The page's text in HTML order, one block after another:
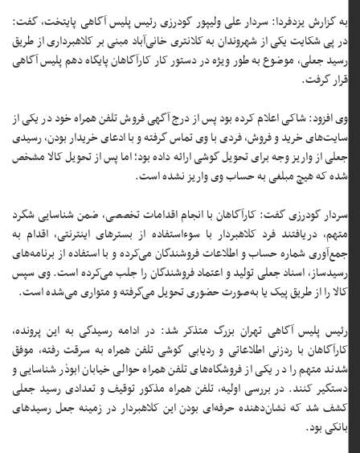
به گزارش یزدفردا: سردار علی ولیپور گودرزی رئیس پلیس آگاهی پایتخت، گفت:
در پی شکایت یکی از شهروندان به کلانتری خانی‌آباد مبنی بر کلاهبرداری از طریق
رسید جعلی، موضوع به طور ویژه در دستور کار کارآگاهان پایگاه دهم پلیس آگاهی
قرار گرفت.
وی افزود: شاکی اعلام کرده بود پس از درج آگهی فروش تلفن همراه خود در یکی از
سایت‌های خرید و فروش، فردی با وی تماس گرفته و با ادعای خریدار بودن، رسیدی
جعلی از واریز وجه برای تحویل گوشی ارائه داده بود؛ اما پس از تحویل کالا مشخص
شده که هیچ مبلغی به حساب وی واریز نشده است.
سردار گودرزی گفت: کارآگاهان با انجام اقدامات تخصصی، ضمن شناسایی شگرد
متهم، دریافتند فرد کلاهبردار با سوءاستفاده از بسترهای اینترنتی، اقدام به
جمع‌آوری شماره حساب و اطلاعات فروشندگان می‌کرده و با استفاده از برنامه‌های
رسیدساز، اسناد جعلی تولید و اعتماد فروشندگان را جلب می‌کرده است. وی سپس
کالا را از طریق پیک یا به‌صورت حضوری تحویل می‌گرفته و متواری می‌شده است.
رئیس پلیس آگاهی تهران بزرگ متذکر شد: در ادامه رسیدگی به این پرونده،
کارآگاهان با ردزنی اطلاعاتی و ردیابی گوشی تلفن همراه به سرقت رفته، موفق
شدند متهم را در یکی از فروشگاه‌های تلفن همراه حوالی خیابان ابوذر شناسایی و
دستگیر کنند. در بررسی اولیه، تلفن همراه مذکور توقیف و تعدادی رسید جعلی
کشف شد که نشان‌دهنده حرفه‌ای بودن این کلاهبردار در زمینه جعل رسیدهای
بانکی بود.